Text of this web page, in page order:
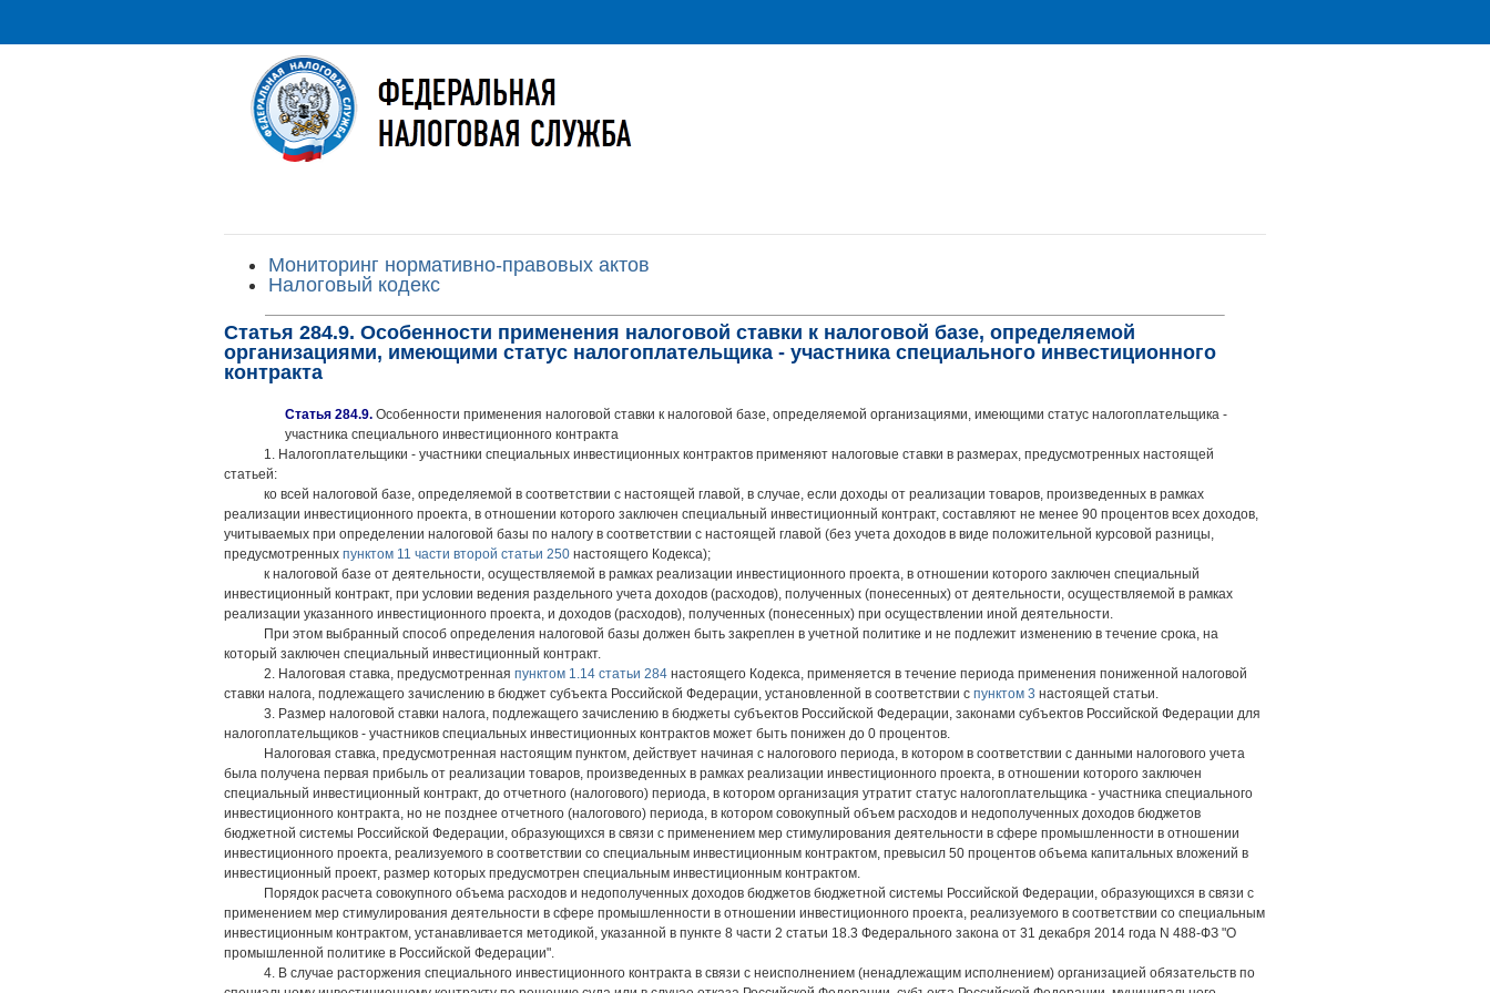
Мониторинг нормативно-правовых актов
Налоговый кодекс
Статья 284.9. Особенности применения налоговой ставки к налоговой базе, определяемой
организациями, имеющими статус налогоплательщика - участника специального инвестиционного
контракта
Статья 284.9. Особенности применения налоговой ставки к налоговой базе, определяемой организациями, имеющими статус налогоплательщика -
участника специального инвестиционного контракта
1. Налогоплательщики - участники специальных инвестиционных контрактов применяют налоговые ставки в размерах, предусмотренных настоящей
статьей:
ко всей налоговой базе, определяемой в соответствии с настоящей главой, в случае, если доходы от реализации товаров, произведенных в рамках
реализации инвестиционного проекта, в отношении которого заключен специальный инвестиционный контракт, составляют не менее 90 процентов всех доходов,
учитываемых при определении налоговой базы по налогу в соответствии с настоящей главой (без учета доходов в виде положительной курсовой разницы,
предусмотренных пунктом 11 части второй статьи 250 настоящего Кодекса);
к налоговой базе от деятельности, осуществляемой в рамках реализации инвестиционного проекта, в отношении которого заключен специальный
инвестиционный контракт, при условии ведения раздельного учета доходов (расходов), полученных (понесенных) от деятельности, осуществляемой в рамках
реализации указанного инвестиционного проекта, и доходов (расходов), полученных (понесенных) при осуществлении иной деятельности.
При этом выбранный способ определения налоговой базы должен быть закреплен в учетной политике и не подлежит изменению в течение срока, на
который заключен специальный инвестиционный контракт.
2. Налоговая ставка, предусмотренная пунктом 1.14 статьи 284 настоящего Кодекса, применяется в течение периода применения пониженной налоговой
ставки налога, подлежащего зачислению в бюджет субъекта Российской Федерации, установленной в соответствии с пунктом 3 настоящей статьи.
3. Размер налоговой ставки налога, подлежащего зачислению в бюджеты субъектов Российской Федерации, законами субъектов Российской Федерации для
налогоплательщиков - участников специальных инвестиционных контрактов может быть понижен до 0 процентов.
Налоговая ставка, предусмотренная настоящим пунктом, действует начиная с налогового периода, в котором в соответствии с данными налогового учета
была получена первая прибыль от реализации товаров, произведенных в рамках реализации инвестиционного проекта, в отношении которого заключен
специальный инвестиционный контракт, до отчетного (налогового) периода, в котором организация утратит статус налогоплательщика - участника специального
инвестиционного контракта, но не позднее отчетного (налогового) периода, в котором совокупный объем расходов и недополученных доходов бюджетов
бюджетной системы Российской Федерации, образующихся в связи с применением мер стимулирования деятельности в сфере промышленности в отношении
инвестиционного проекта, реализуемого в соответствии со специальным инвестиционным контрактом, превысил 50 процентов объема капитальных вложений в
инвестиционный проект, размер которых предусмотрен специальным инвестиционным контрактом.
Порядок расчета совокупного объема расходов и недополученных доходов бюджетов бюджетной системы Российской Федерации, образующихся в связи с
применением мер стимулирования деятельности в сфере промышленности в отношении инвестиционного проекта, реализуемого в соответствии со специальным
инвестиционным контрактом, устанавливается методикой, указанной в пункте 8 части 2 статьи 18.3 Федерального закона от 31 декабря 2014 года N 488-ФЗ "О
промышленной политике в Российской Федерации".
4. В случае расторжения специального инвестиционного контракта в связи с неисполнением (ненадлежащим исполнением) организацией обязательств по